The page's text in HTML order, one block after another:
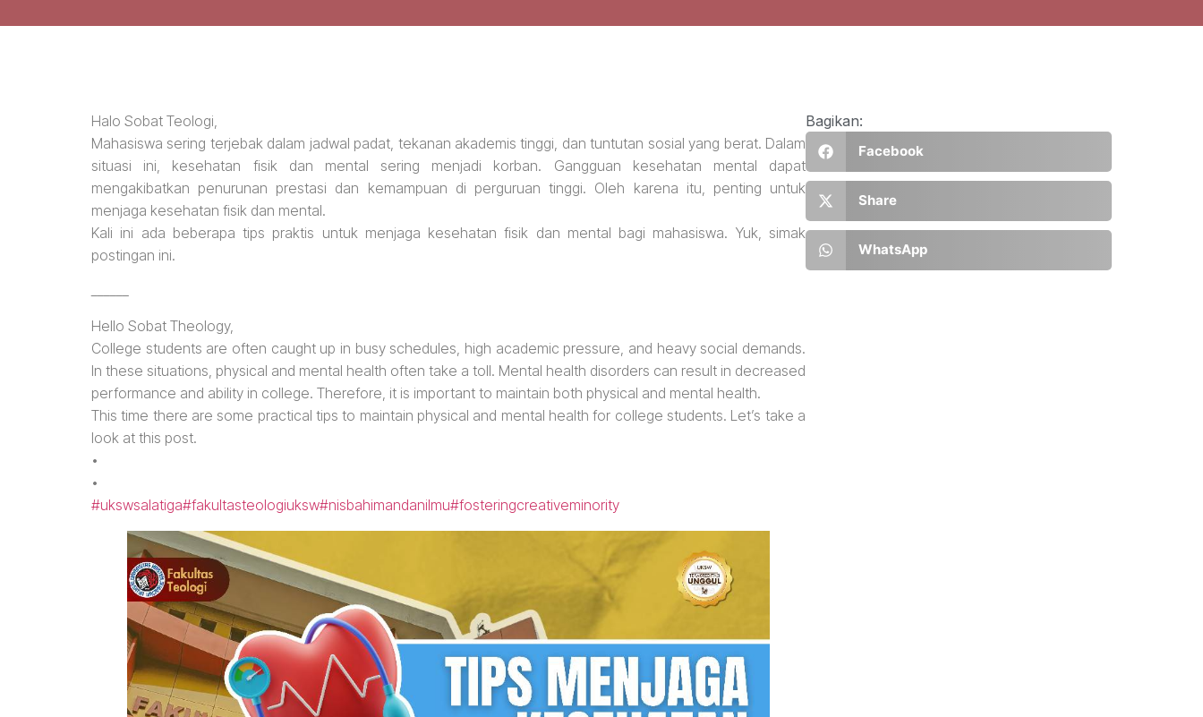
Halo Sobat Teologi,
Mahasiswa sering terjebak dalam jadwal padat, tekanan akademis tinggi, dan tuntutan sosial yang berat. Dalam
situasi ini, kesehatan fisik dan mental sering menjadi korban. Gangguan kesehatan mental dapat
mengakibatkan penurunan prestasi dan kemampuan di perguruan tinggi. Oleh karena itu, penting untuk
menjaga kesehatan fisik dan mental.
Kali ini ada beberapa tips praktis untuk menjaga kesehatan fisik dan mental bagi mahasiswa. Yuk, simak
postingan ini.
Hello Sobat Theology,
College students are often caught up in busy schedules, high academic pressure, and heavy social demands.
In these situations, physical and mental health often take a toll. Mental health disorders can result in decreased
performance and ability in college. Therefore, it is important to maintain both physical and mental health.
This time there are some practical tips to maintain physical and mental health for college students. Let’s take a
look at this post.
•
•
#ukswsalatiga#fakultasteologiuksw#nisbahimandanilmu#fosteringcreativeminority
Bagikan:
Facebook
Share
WhatsApp